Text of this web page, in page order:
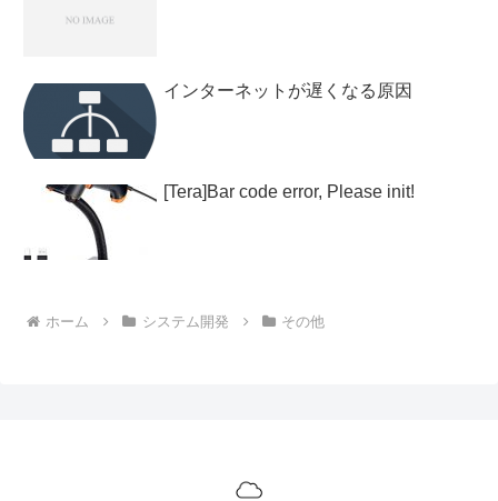
インターネットが遅くなる原因
[Tera]Bar code error, Please init!
ホーム システム開発 その他